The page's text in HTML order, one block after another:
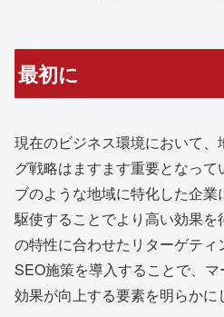
最初に
現在のビジネス環境において
グ戦略はますます重要となっ
ブのような地域に特化した企
駆使することでより高い効果
の特性に合わせたリターゲテ
SEO施策を導入することで、
効果が向上する要素を明らかに